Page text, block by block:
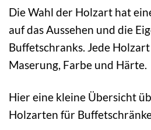
Die Wahl der Holzart hat
auf das Aussehen und die
Buffetschranks. Jede
Maserung, Farbe und Härte.
Hier eine kleine Übersicht
Holzarten für